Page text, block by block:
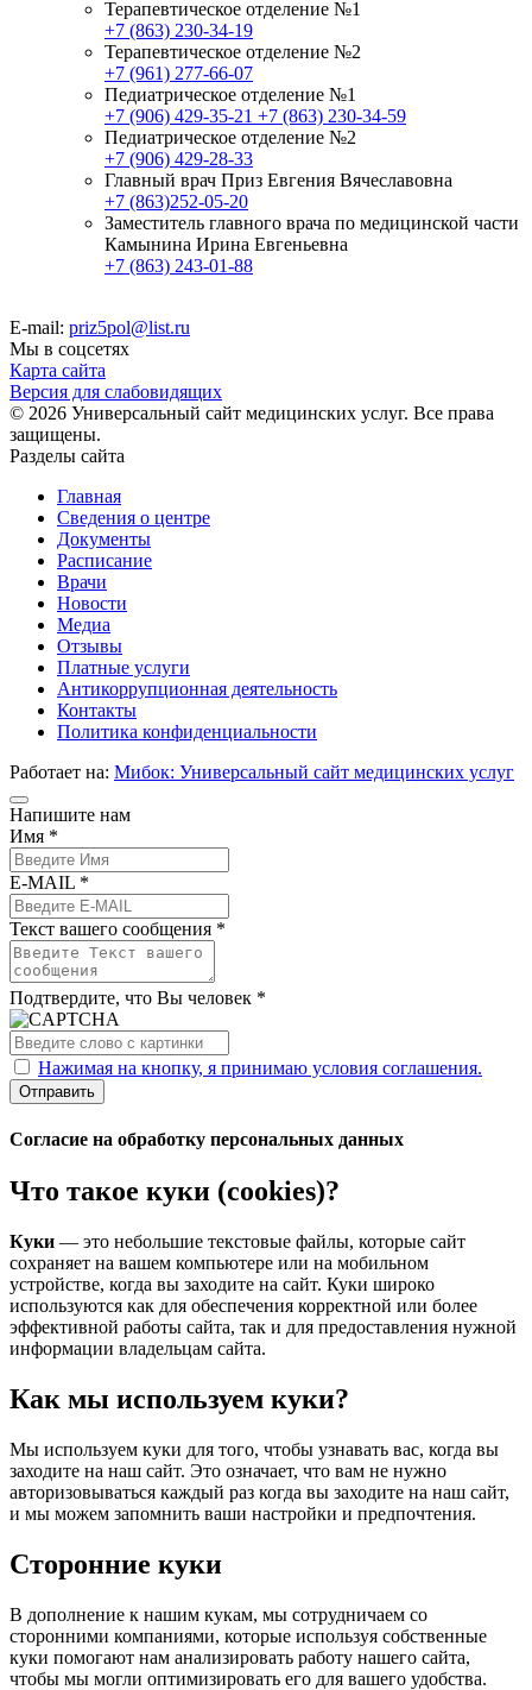
Терапевтическое отделение №1
+7 (863) 230-34-19
Терапевтическое отделение №2
+7 (961) 277-66-07
Педиатрическое отделение №1
+7 (906) 429-35-21 +7 (863) 230-34-59
Педиатрическое отделение №2
+7 (906) 429-28-33
Главный врач Приз Евгения Вячеславовна
+7 (863)252-05-20
Заместитель главного врача по медицинской части
Камынина Ирина Евгеньевна
+7 (863) 243-01-88
E-mail: priz5pol@list.ru
Мы в соцсетях
Карта сайта
Версия для слабовидящих
© 2026 Универсальный сайт медицинских услуг. Все права
защищены.
Разделы сайта
Главная
Сведения о центре
Документы
Расписание
Врачи
Новости
Медиа
Отзывы
Платные услуги
Антикоррупционная деятельность
Контакты
Политика конфиденциальности
Работает на: Мибок: Универсальный сайт медицинских услуг
Напишите нам
Имя *
E-MAIL *
Текст вашего сообщения *
Подтвердите, что Вы человек *
Нажимая на кнопку, я принимаю условия соглашения.
Отправить
Согласие на обработку персональных данных
Что такое куки (cookies)?
Куки — это небольшие текстовые файлы, которые сайт
сохраняет на вашем компьютере или на мобильном
устройстве, когда вы заходите на сайт. Куки широко
используются как для обеспечения корректной или более
эффективной работы сайта, так и для предоставления нужной
информации владельцам сайта.
Как мы используем куки?
Мы используем куки для того, чтобы узнавать вас, когда вы
заходите на наш сайт. Это означает, что вам не нужно
авторизовываться каждый раз когда вы заходите на наш сайт,
и мы можем запомнить ваши настройки и предпочтения.
Сторонние куки
В дополнение к нашим кукам, мы сотрудничаем со
сторонними компаниями, которые используя собственные
куки помогают нам анализировать работу нашего сайта,
чтобы мы могли оптимизировать его для вашего удобства.